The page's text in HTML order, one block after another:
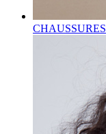
CHAUSSURES